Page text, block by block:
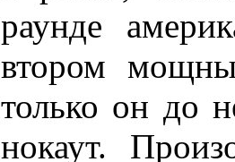
раунде
втором
только он до
нокаут.